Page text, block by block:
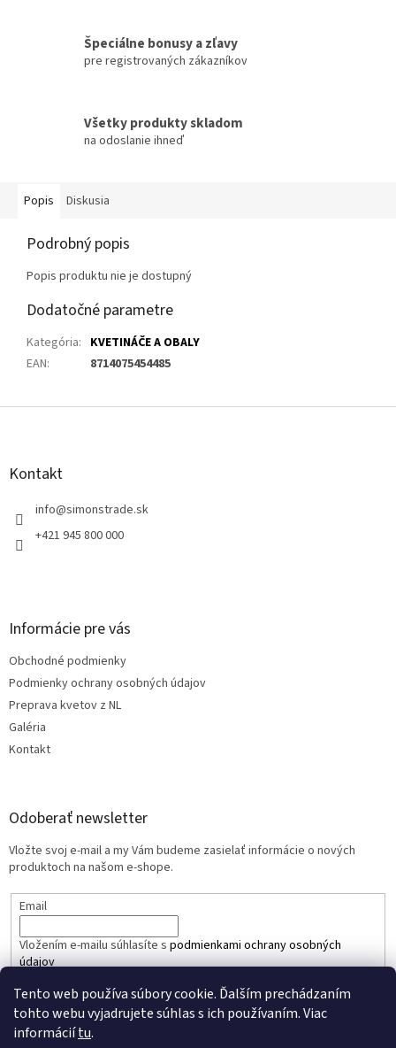
Tento web používa súbory cookie. Ďalším prechádzaním
tohto webu vyjadrujete súhlas s ich používaním. Viac
informáciítu.
Špeciálne bonusy a zľavy
pre registrovaných zákazníkov
Všetky produkty skladom
na odoslanie ihneď
Popis Diskusia
Podrobný popis
Popis produktu nie je dostupný
Dodatočné parametre
Kategória: KVETINÁČE A OBALY
EAN: 8714075454485
Z
Kontakt
info@simonstrade.sk
+421 945 800 000
Informácie pre vás
Obchodné podmienky
Podmienky ochrany osobných údajov
Preprava kvetov z NL
Galéria
Kontakt
Odoberať newsletter
Vložte svoj e-mail a my Vám budeme zasielať informácie o nových
produktoch na našom e-shope.
Email
Vložením e-mailu súhlasíte s podmienkami ochrany osobných
údajov
PRIHLÁSIŤ SA